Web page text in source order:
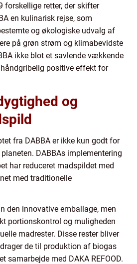
forskellige retter, der skifter
en kulinarisk rejse, som
og økologiske udvalg af
på grøn strøm og klimabevidste
ikke blot et savlende vækkende
positive effekt for
og
fra DABBA er ikke kun godt for
DABBAs implementering
har reduceret madspildet med
med traditionelle
den innovative emballage, men
portionskontrol og muligheden
madrester. Disse rester bliver
de til produktion af biogas
samarbejde med DAKA REFOOD.